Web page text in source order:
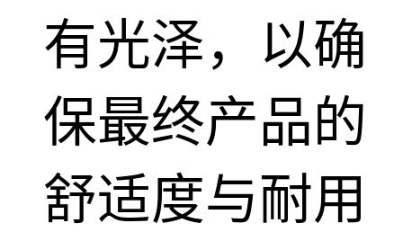
有光泽，以确
保最终产品的
舒适度与耐用